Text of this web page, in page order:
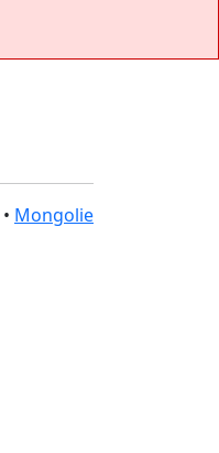
• Mongolie